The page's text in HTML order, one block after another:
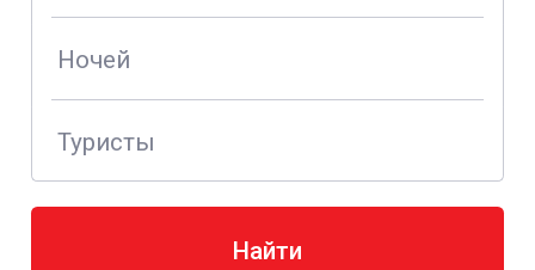
Ночей
Туристы
Найти